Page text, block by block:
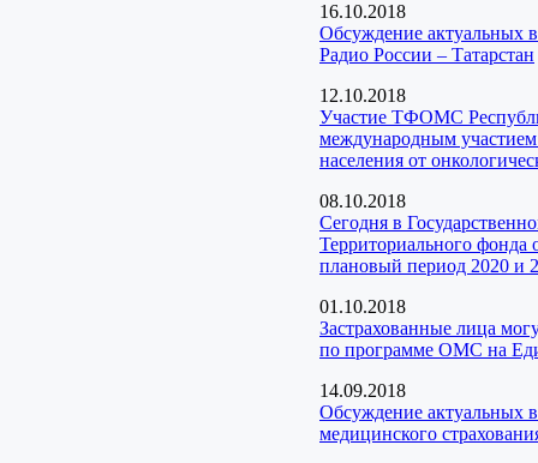
16.10.2018
Обсуждение актуальных
Радио России – Татарстан
12.10.2018
Участие ТФОМС
международным
населения от
08.10.2018
Сегодня в
Территориального фонда
плановый период 2020 и
01.10.2018
Застрахованные лица
по программе ОМС на
14.09.2018
Обсуждение актуальных
медицинского